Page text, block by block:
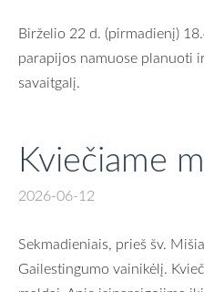
Birželio 22 d. (pirmadienį)
parapijos namuose planuoti
savaitgalį.
Kviečiame
2026-06-12
Sekmadieniais, prieš šv.
Gailestingumo vainikėlį.